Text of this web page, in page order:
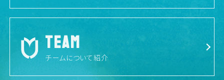
TEAM
チームについて紹介